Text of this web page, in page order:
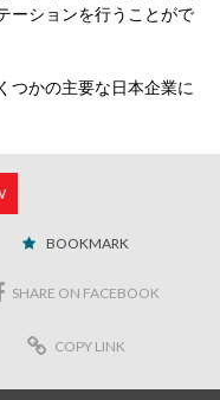
ーションを行うことがで
つかの主要な日本企業に
BOOKMARK
SHARE ON FACEBOOK
COPY LINK